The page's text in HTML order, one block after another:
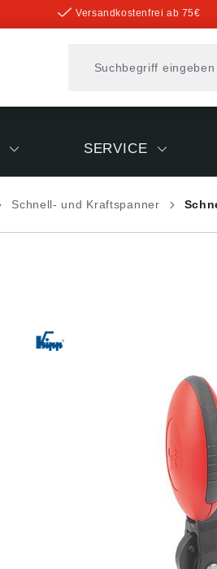
Versandkostenfrei ab 75€
SERVICE
Schnell- und Kraftspanner